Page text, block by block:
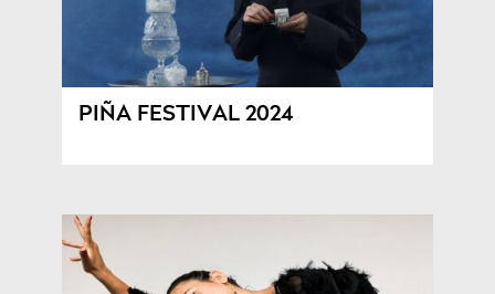
PIÑA FESTIVAL 2024